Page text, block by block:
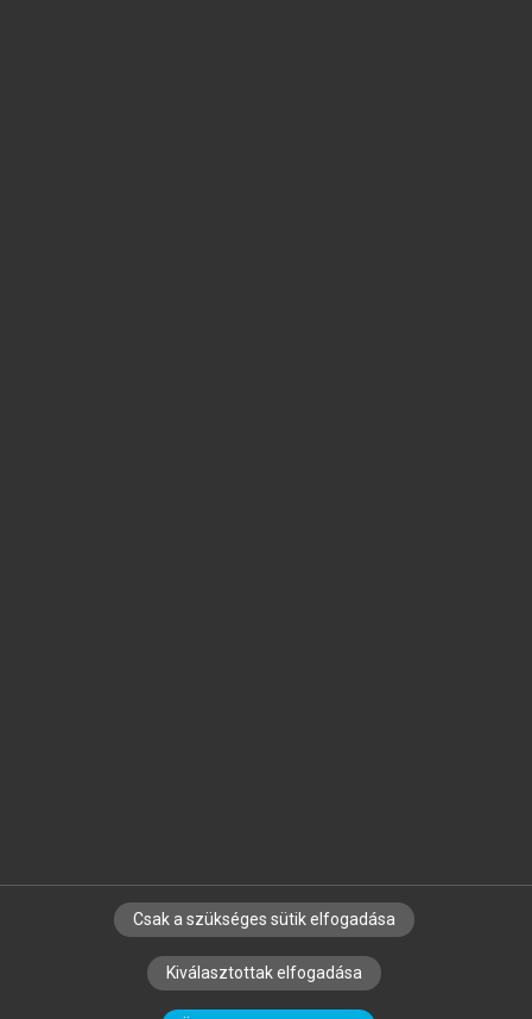
SZERZŐKNEK CÉGEKNEK KÖNYVTÁROSOKNAK
SZERKESZTÉSI ÉS LEKTORÁLÁSI ALAPELVEK
Csak a szükséges sütik elfogadása
Kiválasztottak elfogadása